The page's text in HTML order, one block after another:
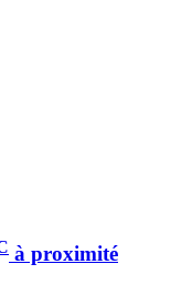
à proximité